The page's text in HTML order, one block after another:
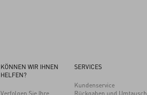
KÖNNEN WIR IHNEN
HELFEN?
Verfolgen Sie Ihre
SERVICES
Kundenservice
Rückgaben und Umtausch